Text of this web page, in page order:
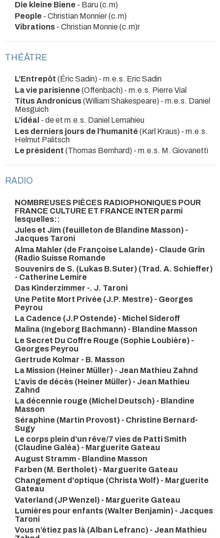
Die kleine Biene - Baru (c.m)
People - Christian Monnier (c.m)
Vibrations - Christian Monnie (c.m)r
THÉÂTRE
L’Entrepôt (Éric Sadin) - m.e.s. Eric Sadin
La vie parisienne (Offenbach) - m.e.s. Pierre Vial
Titus Andronicus(William Shakespeare) - m.e.s. Daniel
Mesguich
L’idéal - de et m.e.s. Daniel Lemahieu
Les derniers jours de l’humanité (Karl Kraus) - m.e.s.
Helmut Palitsch
Le président (Thomas Bernhard) - m.e.s. M. Giovanetti
RADIO
NOMBREUSES PIÈCES RADIOPHONIQUES POUR
FRANCE CULTURE ET FRANCE INTER parmi
lesquelles::
Jules et Jim (feuilleton de Blandine Masson) -
Jacques Taroni
Alma Mahler (de Françoise Lalande) - Claude Grin
(Radio Suisse Romande
Souvenirs de S. (Lukas B.Suter) (Trad. A. Schieffer)
- Catherine Lemire
Das Kinderzimmer -. J. Taroni
Une Petite Mort Privée (J.P. Mestre) - Georges
Peyrou
La Cadence (J.P Ostende) - Michel Sideroff
Malina (Ingeborg Bachmann) - Blandine Masson
Le Secret Du Coffre Rouge (Sophie Loubière) -
Georges Peyrou
Gertrude Kolmar - B. Masson
La Mission (Heiner Müller) - Jean Mathieu Zahnd
L'avis de décès (Heiner Müller) - Jean Mathieu
Zahnd
La décennie rouge (Michel Deutsch) - Blandine
Masson
Séraphine (Martin Provost) - Christine Bernard-
Sugy
Le corps plein d'un rêve/7 vies de Patti Smith
(Claudine Galéa) - Marguerite Gateau
August Stramm - Blandine Masson
Farben (M. Bertholet) - Marguerite Gateau
Changement d'optique (Christa Wolf) - Marguerite
Gateau
Vaterland (JP Wenzel) - Marguerite Gateau
Lumières pour enfants (Walter Benjamin) - Jacques
Taroni
Vous n’étiez pas là (Alban Lefranc) - Jean Mathieu